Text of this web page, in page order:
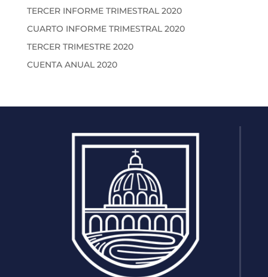
TERCER INFORME TRIMESTRAL 2020
CUARTO INFORME TRIMESTRAL 2020
TERCER TRIMESTRE 2020
CUENTA ANUAL 2020